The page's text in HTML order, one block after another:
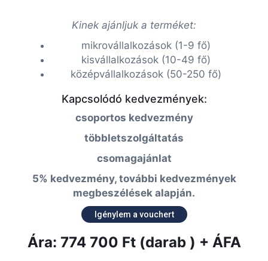
Kinek ajánljuk a terméket:
mikrovállalkozások (1-9 fő)
kisvállalkozások (10-49 fő)
középvállalkozások (50-250 fő)
Kapcsolódó kedvezmények:
csoportos kedvezmény
többletszolgáltatás
csomagajánlat
5% kedvezmény, további kedvezmények
megbeszélések alapján.
Igénylem a vouchert
Ára: 774 700 Ft (darab ) + ÁFA